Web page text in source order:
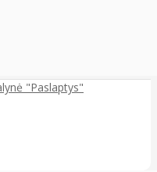
"Paslaptys"